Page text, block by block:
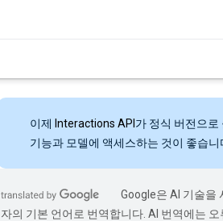
이제 Interactions API 가 정식 버전으로
기능과 모델에 액세스하는 것이 좋습니
Google은 AI 기술을
자의 기본 언어로 번역합니다. AI 번역에는 오